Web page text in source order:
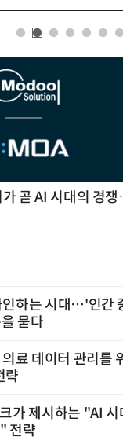
체계화
인하는 시대…'인간
묻다
료 데이터 관리를
략
가 제시하는 "AI 시
전략